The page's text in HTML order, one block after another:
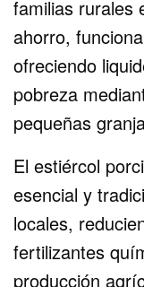
familias rurales
ahorro,
ofreciendo
pobreza
pequeñas
El estiércol
esencial y
locales,
fertilizantes
producción